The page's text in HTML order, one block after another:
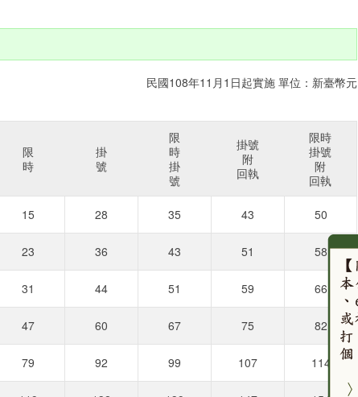
民國108年11月1日起實施 單位：新臺幣元
限
時
掛
號
限
時
掛
號
掛號
附
回執
限時
掛號
附
回執
15 28 35 43 50
23 36 43 51 58
31 44 51 59 66
47 60 67 75 82
79 92 99 107 114